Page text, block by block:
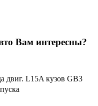
Вам интересны?
двиг. L15A кузов GB3